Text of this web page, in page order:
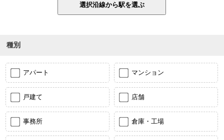
種別
アパート マンション
戸建て 店舗
事務所 倉庫・工場